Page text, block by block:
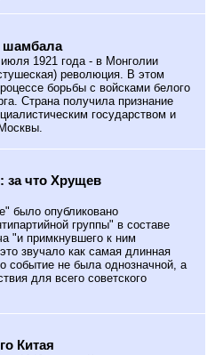
шамбала
1921 года - в Монголии
революция. В этом
борьбы с войсками белого
Страна получила признание
государством и
что Хрущев
было опубликовано
группы" в составе
"и примкнувшего к ним
звучало как самая длинная
событие не была однозначной, а
для всего советского
Китая